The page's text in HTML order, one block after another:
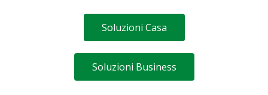
Soluzioni Casa
Soluzioni Business